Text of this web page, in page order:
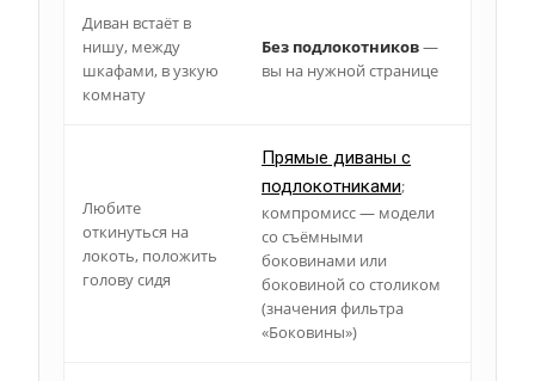
Диван встаёт в
нишу, между
шкафами, в узкую
комнату
Без подлокотников—
вы на нужной странице
Любите
откинуться на
локоть, положить
голову сидя
Прямые диваны с
подлокотниками;
компромисс — модели
со съёмными
боковинами или
боковиной со столиком
(значения фильтра
«Боковины»)